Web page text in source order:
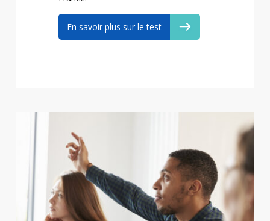
En savoir plus sur le test